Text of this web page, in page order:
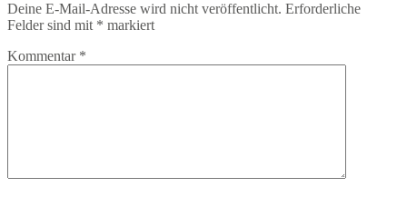
Deine E-Mail-Adresse wird nicht veröffentlicht. Erforderliche
Felder sind mit * markiert
Kommentar *